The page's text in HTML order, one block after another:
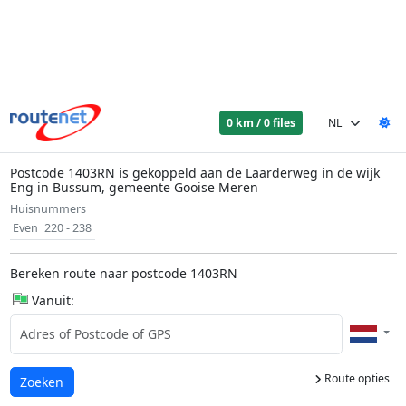
0 km / 0 files
Postcode 1403RN is gekoppeld aan de Laarderweg in de wijk
Eng in Bussum, gemeente Gooise Meren
Huisnummers
Even 220 - 238
Bereken route naar postcode 1403RN
Vanuit:
Route opties
Laden...
Zoeken